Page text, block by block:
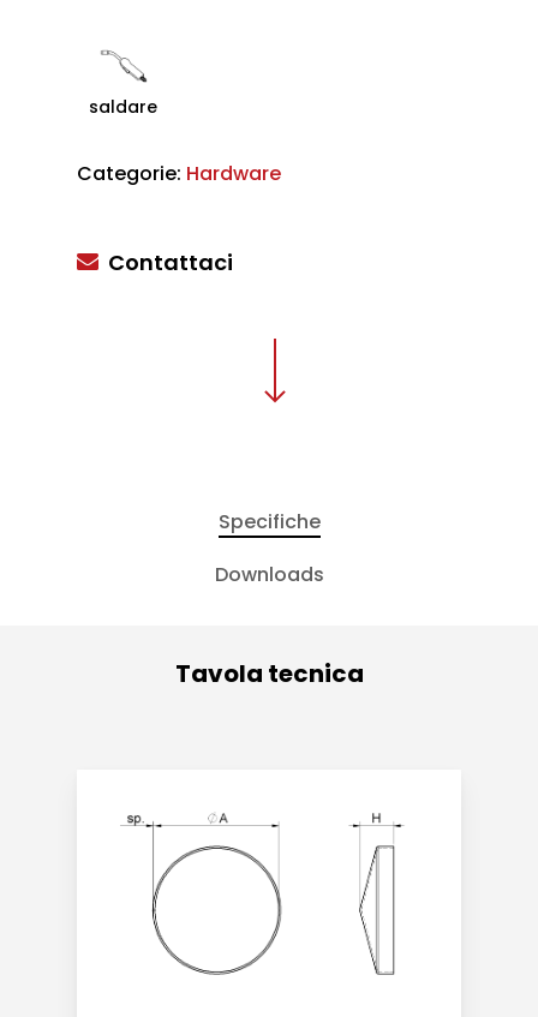
saldare
Categorie: Hardware
Contattaci
Specifiche
Downloads
Tavola tecnica